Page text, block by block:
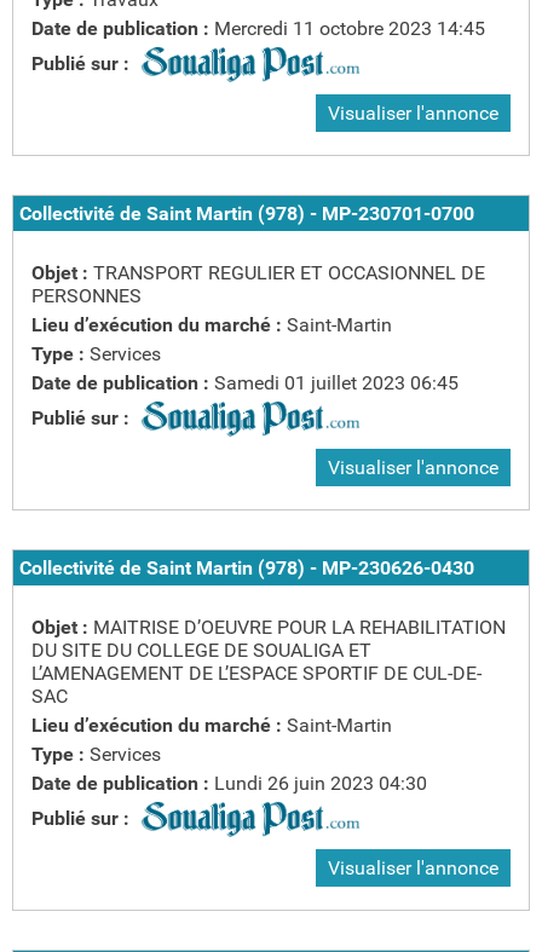
Date de publication : Mercredi 11 octobre 2023 14:45
Publié sur :
Visualiser l'annonce
Collectivité de Saint Martin (978) - MP-230701-0700
Objet : TRANSPORT REGULIER ET OCCASIONNEL DE
PERSONNES
Lieu d’exécution du marché : Saint-Martin
Type : Services
Date de publication : Samedi 01 juillet 2023 06:45
Publié sur :
Visualiser l'annonce
Collectivité de Saint Martin (978) - MP-230626-0430
Objet : MAITRISE D’OEUVRE POUR LA REHABILITATION
DU SITE DU COLLEGE DE SOUALIGA ET
L’AMENAGEMENT DE L’ESPACE SPORTIF DE CUL-DE-
SAC
Lieu d’exécution du marché : Saint-Martin
Type : Services
Date de publication : Lundi 26 juin 2023 04:30
Publié sur :
Visualiser l'annonce